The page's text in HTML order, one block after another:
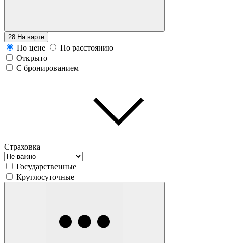
28 На карте
По цене
По расстоянию
Открыто
С бронированием
Страховка
Государственные
Круглосуточные